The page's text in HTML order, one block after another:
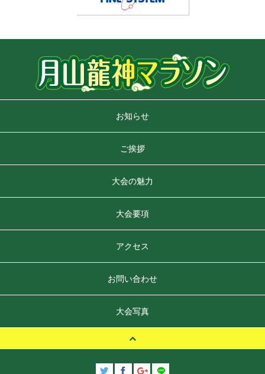
お知らせ
ご挨拶
大会の魅力
大会要項
アクセス
お問い合わせ
大会写真